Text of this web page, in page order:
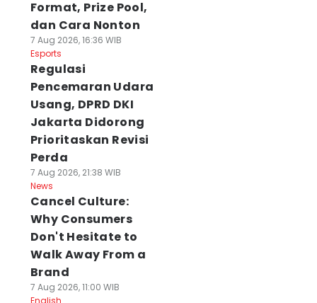
Format, Prize Pool,
dan Cara Nonton
7 Aug 2026, 16:36 WIB
Esports
Regulasi
Pencemaran Udara
Usang, DPRD DKI
Jakarta Didorong
Prioritaskan Revisi
Perda
7 Aug 2026, 21:38 WIB
News
Cancel Culture:
Why Consumers
Don't Hesitate to
Walk Away From a
Brand
7 Aug 2026, 11:00 WIB
English